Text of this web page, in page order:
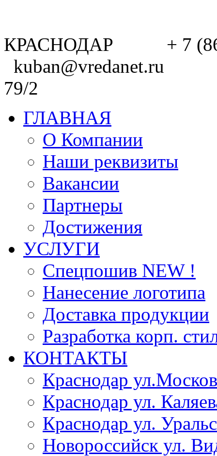
КРАСНОДАР + 7
kuban@vredanet.ru г.
79/2
ГЛАВНАЯ
О Компании
Наши реквизиты
Вакансии
Партнеры
Достижения
УСЛУГИ
Спецпошив NEW !
Нанесение логотипа
Доставка продукции
Разработка корп.
КОНТАКТЫ
Краснодар
Краснодар ул.
Краснодар ул.
Новороссийск ул.